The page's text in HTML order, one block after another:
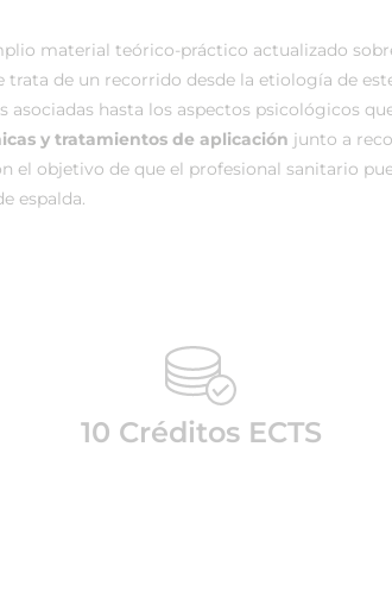
material teórico-práctico actualizado
de un recorrido desde la etiología de
hasta los aspectos psicológicos
y tratamientos de aplicación junto a
el objetivo de que el profesional sanitario
espalda.
10 Créditos ECTS